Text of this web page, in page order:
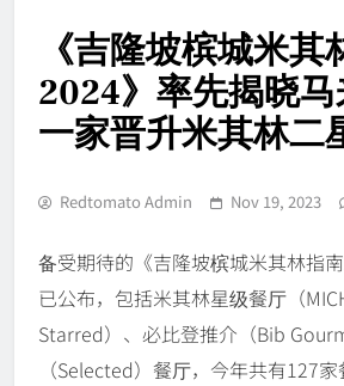
《吉隆坡槟城米其
2024》率先揭晓
一家晋升米其林二
Redtomato Admin Nov 19, 2023
备受期待的《吉隆坡槟城米其林指
已公布，包括米其林星级餐厅（
Starred）、必比登推介（Bib
（Selected）餐厅，今年共有127